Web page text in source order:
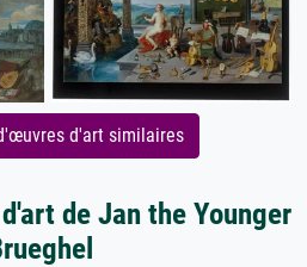
d'art similaires
de Jan the Younger